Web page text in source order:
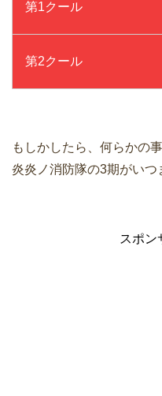
第1クール
第2クール
もしかしたら、何らかの
炎炎ノ消防隊の3期がいつ
スポン